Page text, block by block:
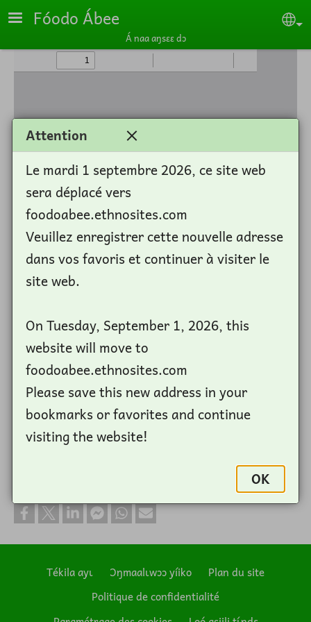
Skip to main content
Fóodo Ábee
Á naa aŋsɛɛ dɔ
Footer
Tékila ayɩ Ɔŋmaalɩwɔɔ yíiko
Plan du site
Politique de confidentialité
Attention
Le mardi 1 septembre 2026, ce site web
sera déplacé vers
foodoabee.ethnosites.com
Veuillez enregistrer cette nouvelle adresse
dans vos favoris et continuer à visiter le
site web.
On Tuesday, September 1, 2026, this
website will move to
foodoabee.ethnosites.com
Please save this new address in your
bookmarks or favorites and continue
visiting the website!
OK